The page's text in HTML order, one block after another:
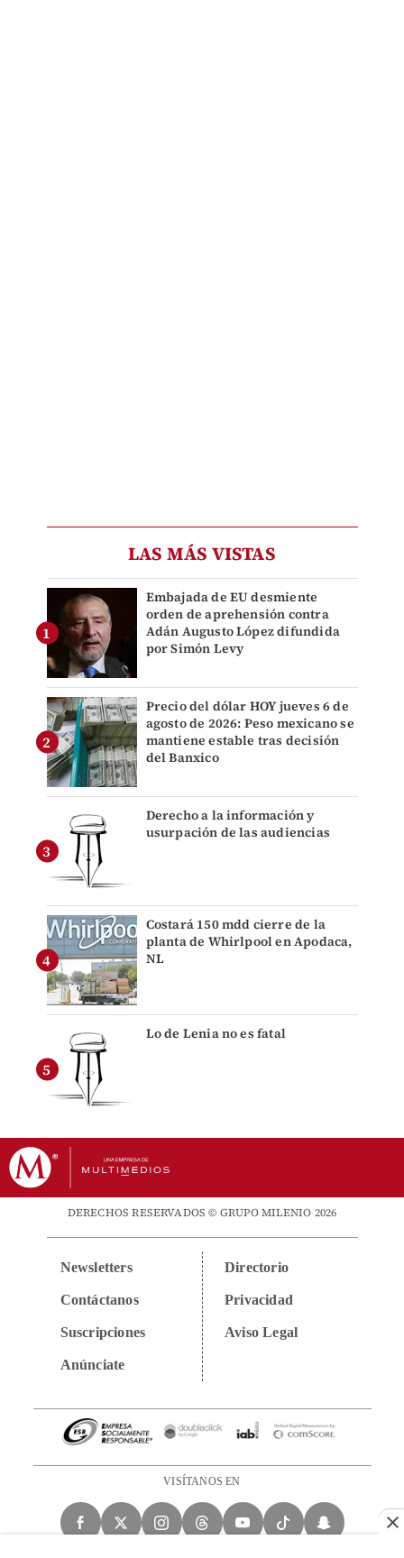
LAS MÁS VISTAS
Embajada de EU desmiente
orden de aprehensión contra
Adán Augusto López difundida
por Simón Levy
Precio del dólar HOY jueves 6 de
agosto de 2026: Peso mexicano se
mantiene estable tras decisión
del Banxico
Derecho a la información y
usurpación de las audiencias
Costará 150 mdd cierre de la
planta de Whirlpool en Apodaca,
NL
Lo de Lenia no es fatal
DERECHOS RESERVADOS © GRUPO MILENIO 2026
Newsletters
Contáctanos
Suscripciones
Anúnciate
Directorio
Privacidad
Aviso Legal
VISÍTANOS EN